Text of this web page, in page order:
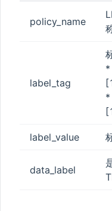
policy_name
label_tag
*
*
label_value
data_label